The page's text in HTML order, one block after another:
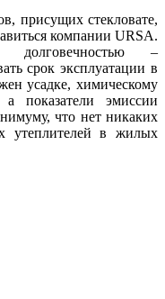
присущих стекловате,
компании URSA.
долговечностью –
срок эксплуатации в
усадке, химическому
показатели эмиссии
что нет никаких
утеплителей в жилых